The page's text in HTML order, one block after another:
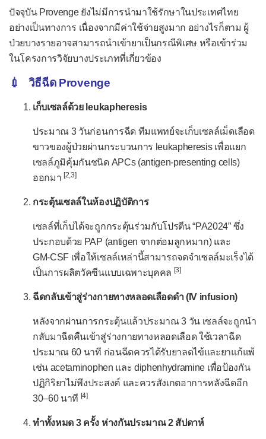
วัณโรค
ไวรัสตับอักเสบบี
ไวรัสตับอักเสบเอ
หัด-หัดเยอรมัน-คางทูม
อหิวาตกโรค
อีโบลา
อีสุกอีใส
แอนแทรกซ์
วัคซีนรักษาโรค
มะเร็งกระเพาะปัสสาวะ
มะเร็งต่อมลูกหมาก
มะเร็งผิวหนังเมลาโนมา
ปัจจุบัน Provenge ยังไม่มีการนำมาใช้รักษาในประเทศไทย
อย่างเป็นทางการ เนื่องจากมีค่าใช้จ่ายสูงมาก อย่างไรก็ตาม ผู้
ป่วยบางรายอาจสามารถนำเข้ายาเป็นกรณีพิเศษ หรือเข้าร่วม
ในโครงการวิจัยบางประเภทที่เกี่ยวข้อง
💉 วิธีฉีด Provenge
เก็บเซลล์ด้วย leukapheresis
ประมาณ 3 วันก่อนการฉีด ทีมแพทย์จะเก็บเซลล์เม็ดเลือด
ขาวของผู้ป่วยผ่านกระบวนการ leukapheresis เพื่อแยก
เซลล์ภูมิคุ้มกันชนิด APCs (antigen-presenting cells)
ออกมา[2,3]
กระตุ้นเซลล์ในห้องปฏิบัติการ
เซลล์ที่เก็บได้จะถูกกระตุ้นร่วมกับโปรตีน “PA2024” ซึ่ง
ประกอบด้วย PAP (antigen จากต่อมลูกหมาก) และ
GM‑CSF เพื่อให้เซลล์เหล่านี้สามารถจดจำเซลล์มะเร็งได้
เป็นการผลิตวัคซีนแบบเฉพาะบุคคล [3]
ฉีดกลับเข้าสู่ร่างกายทางหลอดเลือดดำ (IV infusion)
หลังจากผ่านการกระตุ้นแล้วประมาณ 3 วัน เซลล์จะถูกนำ
กลับมาฉีดคืนเข้าสู่ร่างกายทางหลอดเลือด ใช้เวลาฉีด
ประมาณ 60 นาที ก่อนฉีดควรได้รับยาลดไข้และยาแก้แพ้
เช่น acetaminophen และ diphenhydramine เพื่อป้องกัน
ปฏิกิริยาไม่พึงประสงค์ และควรสังเกตอาการหลังฉีดอีก
30–60 นาที [4]
ทำทั้งหมด 3 ครั้ง ห่างกันประมาณ 2 สัปดาห์